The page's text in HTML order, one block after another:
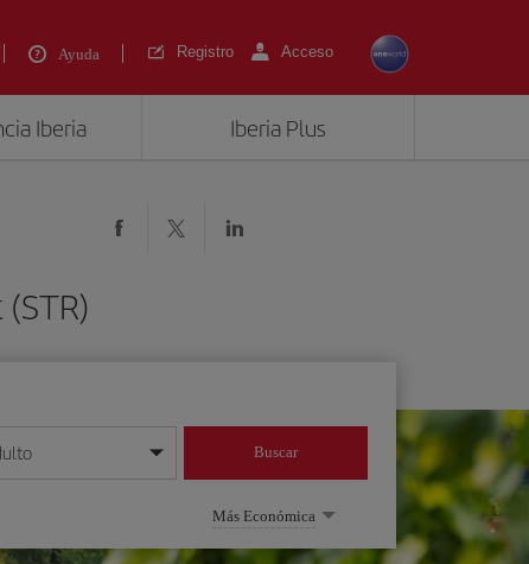
Ayuda Registro Acceso
Iberia Iberia Plus
mes/año
Buscar
Más Económica